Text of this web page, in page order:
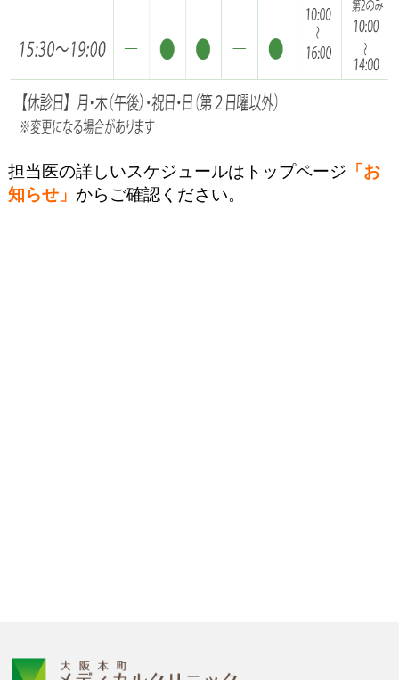
担当医の詳しいスケジュールはトップページ 「お
知らせ」 からご確認ください。